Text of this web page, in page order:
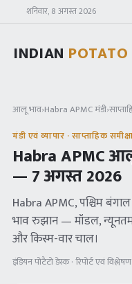
शनिवार, 8 अगस्त 2026
INDIAN POTATO
आलू भाव›Habra APMCमंडी›
मंडी एवं व्यापार · साप्ताहिक
Habra APMCआलू
— 7 अगस्त 2026
Habra APMC, पश्चिम बंगाल
भाव रुझान — मॉडल,
और किस्म-वार चाल।
इंडियन पोटैटो डेस्क · रिपोर्ट एवं विश्लेषण